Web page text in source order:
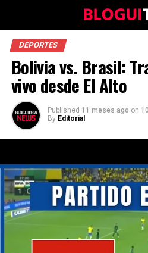
DEPORTES
Bolivia vs. Brasil:
vivo desde El Alto
Published 11 meses ago on
By Editorial